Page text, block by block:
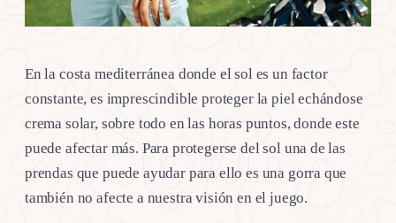
En la costa mediterránea donde el sol es un factor
constante, es imprescindible proteger la piel echándose
crema solar, sobre todo en las horas puntos, donde este
puede afectar más. Para protegerse del sol una de las
prendas que puede ayudar para ello es una gorra que
también no afecte a nuestra visión en el juego.